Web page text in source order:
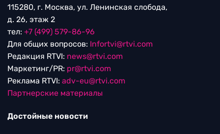
115280, г. Москва, ул. Ленинская слобода,
д. 26, этаж 2
тел: +7 (499) 579-86-96
Для общих вопросов: Infortvi@rtvi.com
Редакция RTVI: news@rtvi.com
Маркетинг/PR: pr@rtvi.com
Реклама RTVI: adv-eu@rtvi.com
Партнерские материалы
Достойные новости